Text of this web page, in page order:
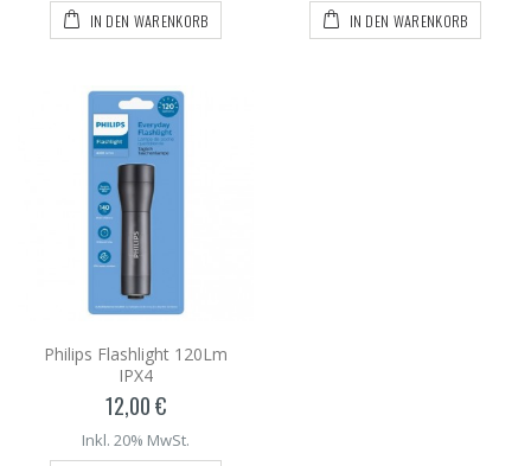
IN DEN WARENKORB IN DEN WARENKORB
Philips Flashlight 120Lm
IPX4
12,00 €
Inkl. 20% MwSt.